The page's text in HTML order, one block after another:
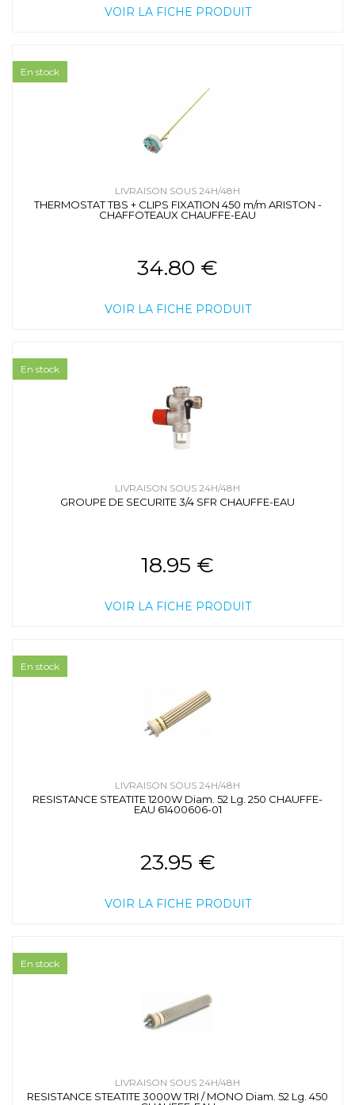
VOIR LA FICHE PRODUIT
LIVRAISON SOUS 24H/48H
THERMOSTAT TBS + CLIPS FIXATION 450 m/m ARISTON -
CHAFFOTEAUX CHAUFFE-EAU
34.80 €
VOIR LA FICHE PRODUIT
En stock
LIVRAISON SOUS 24H/48H
GROUPE DE SECURITE 3/4 SFR CHAUFFE-EAU
18.95 €
VOIR LA FICHE PRODUIT
En stock
LIVRAISON SOUS 24H/48H
RESISTANCE STEATITE 1200W Diam. 52 Lg. 250 CHAUFFE-
EAU 61400606-01
23.95 €
VOIR LA FICHE PRODUIT
En stock
LIVRAISON SOUS 24H/48H
RESISTANCE STEATITE 3000W TRI / MONO Diam. 52 Lg. 450
En stock